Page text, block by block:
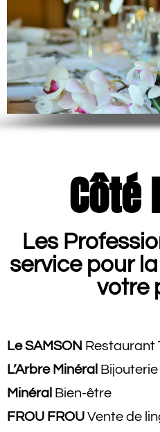
Côté
Les
service pour
votre
Le SAMSON Restaurant
L’Arbre Minéral
Minéral Bien-être
FROU FROU Vente de